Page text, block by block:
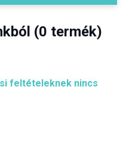
(0 termék)
feltételeknek nincs